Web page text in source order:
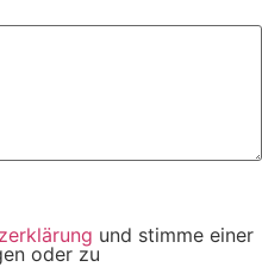
und stimme einer
oder zu